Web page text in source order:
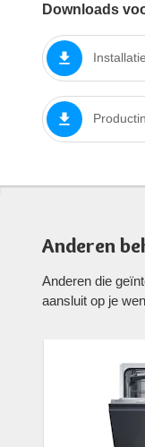
Downloads
Anderen
Anderen die
aansluit op je